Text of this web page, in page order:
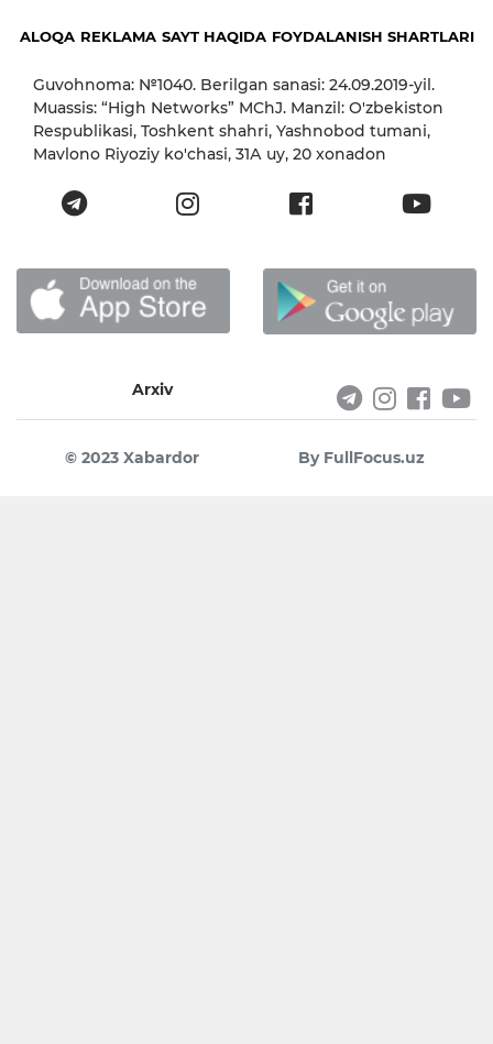
ALOQA REKLAMA SAYT HAQIDA FOYDALANISH SHARTLARI
Guvohnoma: №1040. Berilgan sanasi: 24.09.2019-yil.
Muassis: “High Networks” MChJ. Manzil: O'zbekiston
Respublikasi, Toshkent shahri, Yashnobod tumani,
Mavlono Riyoziy ko'chasi, 31А uy, 20 xonadon
Arxiv
© 2023 Xabardor By FullFocus.uz